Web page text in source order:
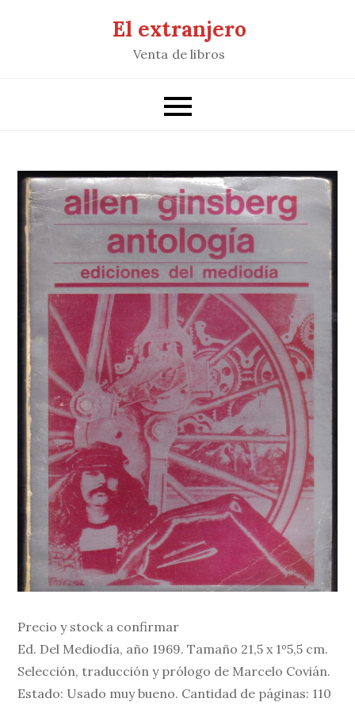
El extranjero
Venta de libros
Precio y stock a confirmar
Ed. Del Mediodía, año 1969. Tamaño 21,5 x 1º5,5 cm.
Selección, traducción y prólogo de Marcelo Covián.
Estado: Usado muy bueno. Cantidad de páginas: 110